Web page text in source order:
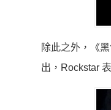
除此之外，《
出，Rockstar